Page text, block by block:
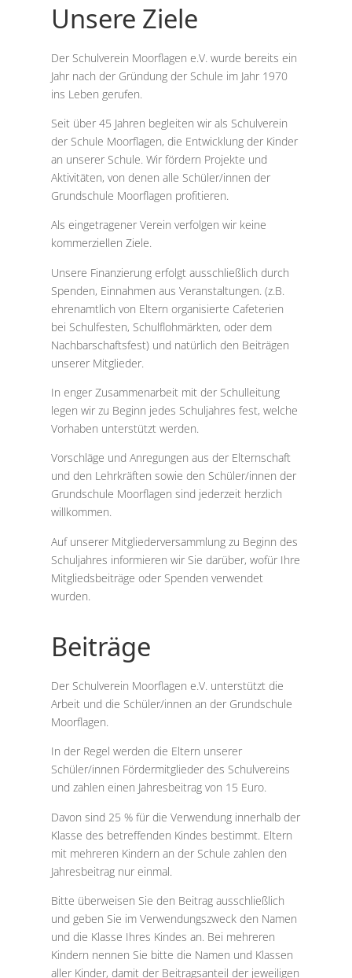
Unsere Ziele
Der Schulverein Moorflagen e.V. wurde bereits ein
Jahr nach der Gründung der Schule im Jahr 1970
ins Leben gerufen.
Seit über 45 Jahren begleiten wir als Schulverein
der Schule Moorflagen, die Entwicklung der Kinder
an unserer Schule. Wir fördern Projekte und
Aktivitäten, von denen alle Schüler/innen der
Grundschule Moorflagen profitieren.
Als eingetragener Verein verfolgen wir keine
kommerziellen Ziele.
Unsere Finanzierung erfolgt ausschließlich durch
Spenden, Einnahmen aus Veranstaltungen. (z.B.
ehrenamtlich von Eltern organisierte Cafeterien
bei Schulfesten, Schulflohmärkten, oder dem
Nachbarschaftsfest) und natürlich den Beiträgen
unserer Mitglieder.
In enger Zusammenarbeit mit der Schulleitung
legen wir zu Beginn jedes Schuljahres fest, welche
Vorhaben unterstützt werden.
Vorschläge und Anregungen aus der Elternschaft
und den Lehrkräften sowie den Schüler/innen der
Grundschule Moorflagen sind jederzeit herzlich
willkommen.
Auf unserer Mitgliederversammlung zu Beginn des
Schuljahres informieren wir Sie darüber, wofür Ihre
Mitgliedsbeiträge oder Spenden verwendet
wurden.
Beiträge
Der Schulverein Moorflagen e.V. unterstützt die
Arbeit und die Schüler/innen an der Grundschule
Moorflagen.
In der Regel werden die Eltern unserer
Schüler/innen Fördermitglieder des Schulvereins
und zahlen einen Jahresbeitrag von 15 Euro.
Davon sind 25 % für die Verwendung innerhalb der
Klasse des betreffenden Kindes bestimmt. Eltern
mit mehreren Kindern an der Schule zahlen den
Jahresbeitrag nur einmal.
Bitte überweisen Sie den Beitrag ausschließlich
und geben Sie im Verwendungszweck den Namen
und die Klasse Ihres Kindes an. Bei mehreren
Kindern nennen Sie bitte die Namen und Klassen
aller Kinder, damit der Beitragsanteil der jeweiligen